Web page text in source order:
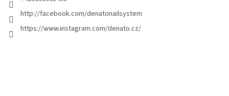
http://facebook.com/denatonailsystem
https://www.instagram.com/denato.cz/